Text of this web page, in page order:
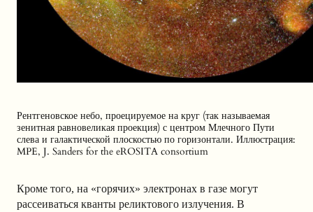
Рентгеновское небо, проецируемое на круг (так называемая
зенитная равновеликая проекция) с центром Млечного Пути
слева и галактической плоскостью по горизонтали. Иллюстрация:
MPE, J. Sanders for the eROSITA consortium
Кроме того, на «горячих» электронах в газе могут
рассеиваться кванты реликтового излучения. В